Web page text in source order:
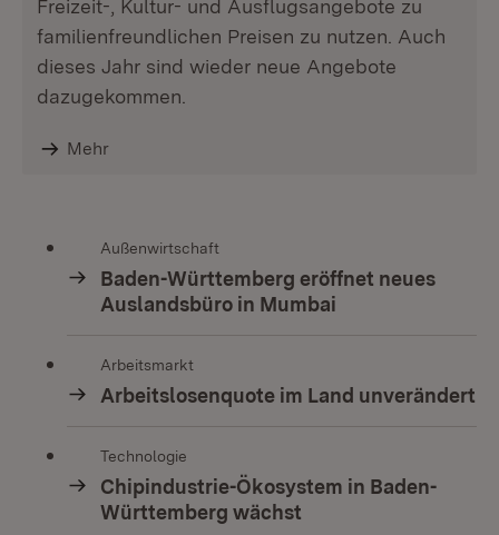
Freizeit-, Kultur- und Ausflugsangebote zu
familienfreundlichen Preisen zu nutzen. Auch
dieses Jahr sind wieder neue Angebote
dazugekommen.
Mehr
Außenwirtschaft
Baden-Württemberg eröffnet neues
Auslandsbüro in Mumbai
Arbeitsmarkt
Arbeitslosenquote im Land unverändert
Technologie
Chipindustrie-Ökosystem in Baden-
Württemberg wächst